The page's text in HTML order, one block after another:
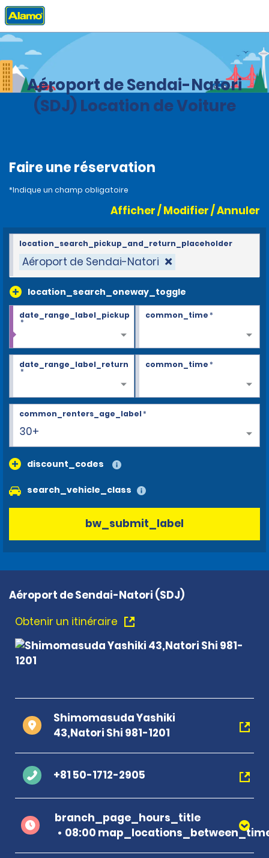
Accueil Agences
Aéroport de Sendai-Natori
(SDJ) Location de Voiture
Faire une réservation
*Indique un champ obligatoire
Afficher / Modifier / Annuler
Aéroport de Sendai-Natori
location_search_oneway_toggle
location_search_pickup_and_return_placeholder
date_range_label_pickup
*
common_time*
date_range_label_return
*
common_time*
30+
common_renters_age_label*
discount_codes
search_vehicle_class
bw_submit_label
Aéroport de Sendai-Natori (SDJ)
Obtenir un itinéraire
Shimomasuda Yashiki
43,Natori Shi 981-1201
+81 50-1712-2905
branch_page_hours_title
08:00